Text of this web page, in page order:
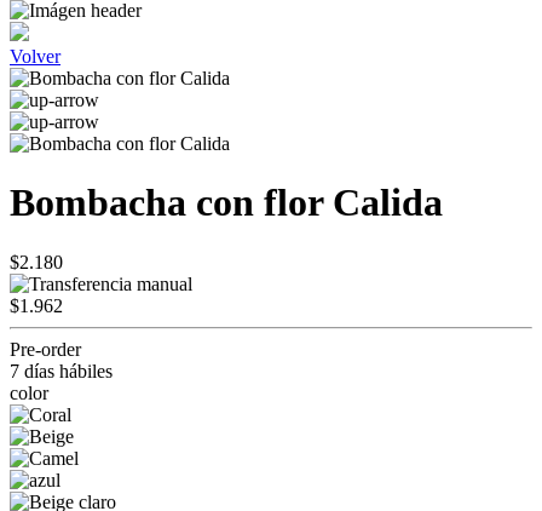
Volver
Bombacha con flor Calida
$2.180
$1.962
Pre-order
7 días hábiles
color